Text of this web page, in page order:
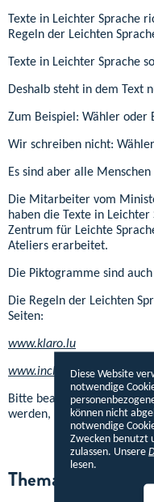
Diese Website
notwendige
können nicht
notwendige
Zwecken benutzt
zulassen. Unsere
lesen.
Texte in Leichter Sprache
Regeln der Leichten
Texte in Leichter Sprache
Deshalb steht in dem Text
Zum Beispiel: Wähler oder
Wir schreiben nicht:
Es sind aber alle
Die Mitarbeiter vom
haben die Texte in
Zentrum für Leichte
Ateliers erarbeitet.
Die Piktogramme sind
Die Regeln der Leichten
Seiten:
www.klaro.lu
www.inclusion-europe.eu/
Bitte beachten Sie: Nur
werden, haben rechtlichen
Thematische